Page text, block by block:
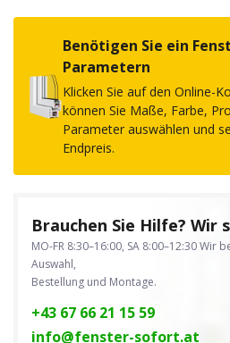
Benötigen Sie ein
Parametern
Klicken Sie auf den Online-
können Sie Maße, Farbe,
Parameter auswählen und
Endpreis.
Brauchen Sie Hilfe? Wir
MO-FR 8:30–16:00, SA 8:00–12:30Wir
Auswahl,
Bestellung und Montage.
+43 67 66 21 15 59
info@fenster-sofort.at